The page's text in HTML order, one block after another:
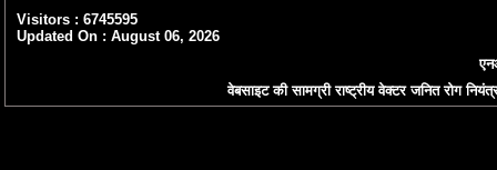
Visitors : 6745595
Updated On : August 06, 2026
वेबसाइट की सामग्री राष्ट्रीय वेक्टर जनित रोग